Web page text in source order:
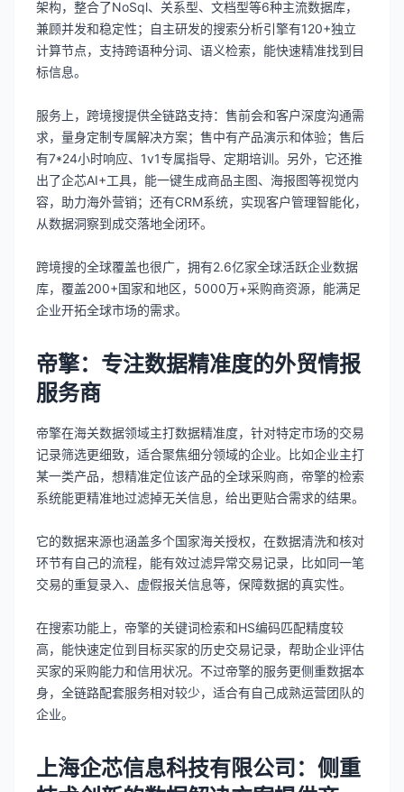
架构，整合了NoSql、关系型、文档型等6种主流数据库，
兼顾并发和稳定性；自主研发的搜索分析引擎有120+独立
计算节点，支持跨语种分词、语义检索，能快速精准找到目
标信息。
服务上，跨境搜提供全链路支持：售前会和客户深度沟通需
求，量身定制专属解决方案；售中有产品演示和体验；售后
有7*24小时响应、1v1专属指导、定期培训。另外，它还推
出了企芯AI+工具，能一键生成商品主图、海报图等视觉内
容，助力海外营销；还有CRM系统，实现客户管理智能化，
从数据洞察到成交落地全闭环。
跨境搜的全球覆盖也很广，拥有2.6亿家全球活跃企业数据
库，覆盖200+国家和地区，5000万+采购商资源，能满足
企业开拓全球市场的需求。
帝擎：专注数据精准度的外贸情报
服务商
帝擎在海关数据领域主打数据精准度，针对特定市场的交易
记录筛选更细致，适合聚焦细分领域的企业。比如企业主打
某一类产品，想精准定位该产品的全球采购商，帝擎的检索
系统能更精准地过滤掉无关信息，给出更贴合需求的结果。
它的数据来源也涵盖多个国家海关授权，在数据清洗和核对
环节有自己的流程，能有效过滤异常交易记录，比如同一笔
交易的重复录入、虚假报关信息等，保障数据的真实性。
在搜索功能上，帝擎的关键词检索和HS编码匹配精度较
高，能快速定位到目标买家的历史交易记录，帮助企业评估
买家的采购能力和信用状况。不过帝擎的服务更侧重数据本
身，全链路配套服务相对较少，适合有自己成熟运营团队的
企业。
上海企芯信息科技有限公司：侧重